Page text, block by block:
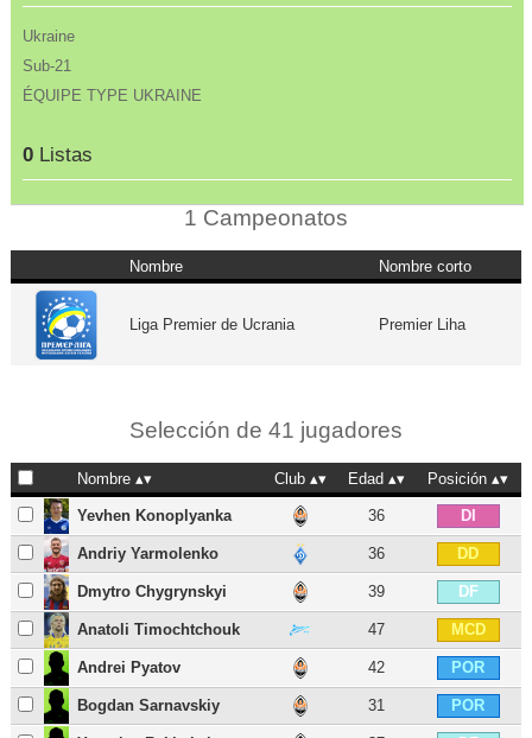
Ukraine
Sub-21
ÉQUIPE TYPE UKRAINE
0Listas
1 Campeonatos
Nombre Nombre corto
Liga Premier de Ucrania Premier Liha
Selección de 41 jugadores
Nombre Club Edad Posición
Yevhen Konoplyanka 36 DI
Andriy Yarmolenko 36 DD
Dmytro Chygrynskyi 39 DF
Anatoli Timochtchouk 47 MCD
Andrei Pyatov 42 POR
Bogdan Sarnavskiy 31 POR